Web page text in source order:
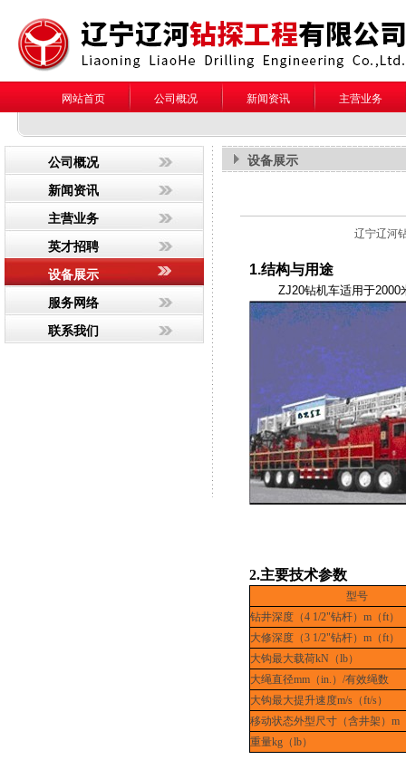
网站首页 公司概况 新闻资讯 主营业务
公司概况
新闻资讯
主营业务
英才招聘
设备展示
服务网络
联系我们
设备展示
辽宁辽河
1.结构与用途
ZJ20钻机车适用于2000
2.主要技术参数
型号
钻井深度（4 1/2"钻杆） m （ft）
大修深度（3 1/2"钻杆） m （ft）
大钩最大载荷kN （lb）
大绳直径mm （in. ） /有效绳数
大钩最大提升速度m/s （ft/s）
移动状态外型尺寸（含井架） m
重量kg （lb）